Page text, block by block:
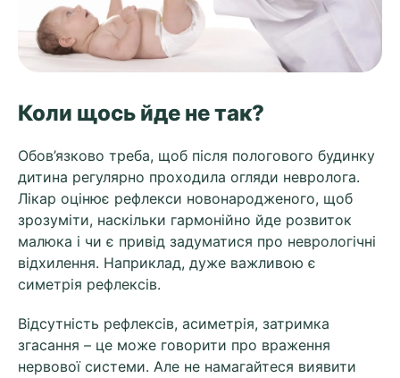
Коли щось йде не так?
Обов’язково треба, щоб після пологового будинку
дитина регулярно проходила огляди невролога.
Лікар оцінює рефлекси новонародженого, щоб
зрозуміти, наскільки гармонійно йде розвиток
малюка і чи є привід задуматися про неврологічні
відхилення. Наприклад, дуже важливою є
симетрія рефлексів.
Відсутність рефлексів, асиметрія, затримка
згасання – це може говорити про враження
нервової системи. Але не намагайтеся виявити